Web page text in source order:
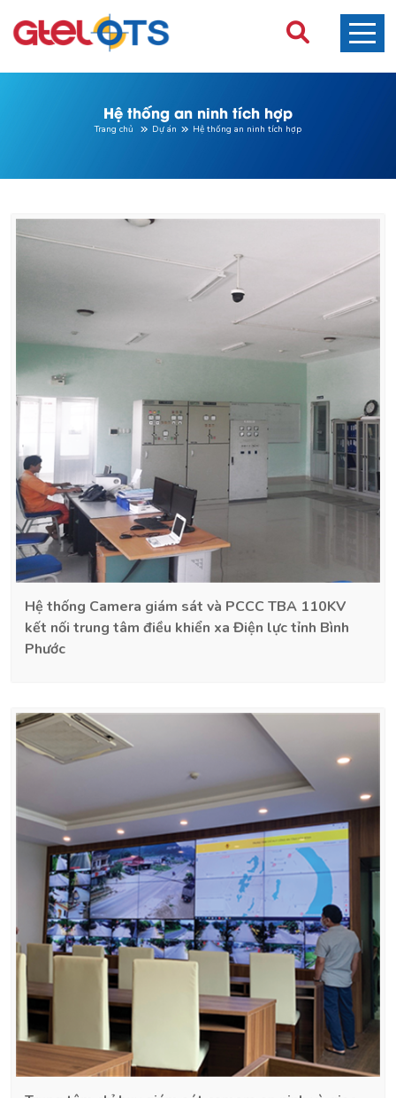
Hệ thống an ninh tích hợp
Trang chủ Dự án Hệ thống an ninh tích hợp
Hệ thống Camera giám sát và PCCC TBA 110KV
kết nối trung tâm điều khiển xa Điện lực tỉnh Bình
Phước